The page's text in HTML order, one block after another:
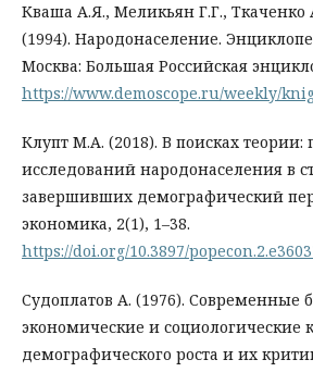
Кваша А.Я., Меликьян Г.Г., Ткаченко
(1994). Народонаселение.
Москва: Большая Российская
https://www.demoscope.ru/weekly/
Клупт М.А. (2018). В поисках теории:
исследований народонаселения в
завершивших демографический
экономика, 2(1), 1–38.
https://doi.org/10.3897/
Судоплатов А. (1976). Современные
экономические и социологические
демографического роста и их